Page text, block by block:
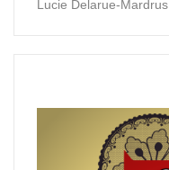
Lucie Delarue-Mardrus